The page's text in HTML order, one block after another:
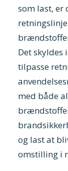
som last, er
Det
tilpasse
med både
og last at
omstilling i